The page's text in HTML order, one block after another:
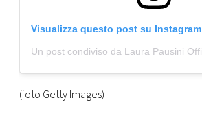
Visualizza questo post su Instagram
(foto Getty Images)